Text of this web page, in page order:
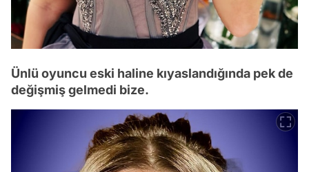
Ünlü oyuncu eski haline kıyaslandığında pek de
değişmiş gelmedi bize.